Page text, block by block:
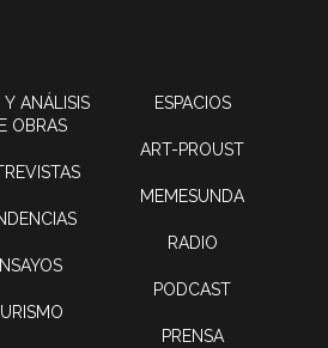
Y ANÁLISIS
OBRAS
ESPACIOS
ART-PROUST
MEMESUNDA
RADIO
PODCAST
PRENSA